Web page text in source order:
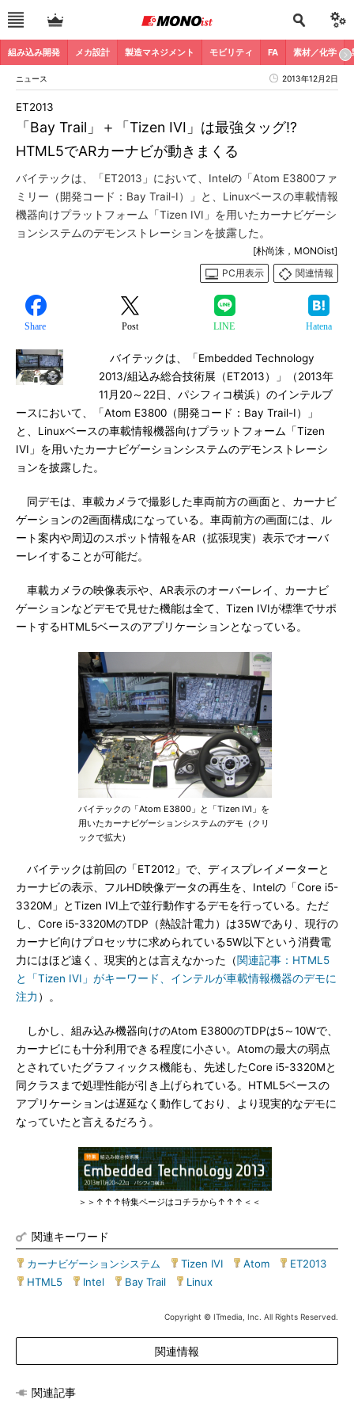
組み込み開発 メカ設計 製造マネジメント モビリティ FA 素材／化学
ニュース 2013年12月2日
「Bay Trail」＋「Tizen IVI」は最強タッグ!?
HTML5でARカーナビが動きまくる
ET2013
バイテックは、「ET2013」において、Intelの「Atom E3800ファ
ミリー（開発コード：Bay Trail-I）」と、Linuxベースの車載情報
機器向けプラットフォーム「Tizen IVI」を用いたカーナビゲーシ
ョンシステムのデモンストレーションを披露した。
[朴尚洙，MONOist]
PC用表示
関連情報
Share Post LINE Hatena
バイテックは、「Embedded Technology
2013/組込み総合技術展（ET2013）」（2013年
11月20～22日、パシフィコ横浜）のインテルブ
ースにおいて、「Atom E3800（開発コード：Bay Trail-I）」
と、Linuxベースの車載情報機器向けプラットフォーム「Tizen
IVI」を用いたカーナビゲーションシステムのデモンストレーシ
ョンを披露した。
同デモは、車載カメラで撮影した車両前方の画面と、カーナビ
ゲーションの2画面構成になっている。車両前方の画面には、ル
ート案内や周辺のスポット情報をAR（拡張現実）表示でオーバ
ーレイすることが可能だ。
車載カメラの映像表示や、AR表示のオーバーレイ、カーナビ
ゲーションなどデモで見せた機能は全て、Tizen IVIが標準でサポ
ートするHTML5ベースのアプリケーションとなっている。
バイテックの「Atom E3800」と「Tizen IVI」を
用いたカーナビゲーションシステムのデモ（クリ
ックで拡大）
バイテックは前回の「ET2012」で、ディスプレイメーターと
カーナビの表示、フルHD映像データの再生を、Intelの「Core i5-
3320M」とTizen IVI上で並行動作するデモを行っている。ただ
し、Core i5-3320MのTDP（熱設計電力）は35Wであり、現行の
カーナビ向けプロセッサに求められている5W以下という消費電
力にはほど遠く、現実的とは言えなかった（関連記事：HTML5
と「Tizen IVI」がキーワード、インテルが車載情報機器のデモに
注力 ）。
しかし、組み込み機器向けのAtom E3800のTDPは5～10Wで、
カーナビにも十分利用できる程度に小さい。Atomの最大の弱点
とされていたグラフィックス機能も、先述したCore i5-3320Mと
同クラスまで処理性能が引き上げられている。HTML5ベースの
アプリケーションは遅延なく動作しており、より現実的なデモに
なっていたと言えるだろう。
＞＞↑↑↑特集ページはコチラから↑↑↑＜＜
関連キーワード
カーナビゲーションシステム Tizen IVI Atom ET2013
HTML5
Intel Bay Trail Linux
Copyright © ITmedia, Inc. All Rights Reserved.
関連情報
関連記事